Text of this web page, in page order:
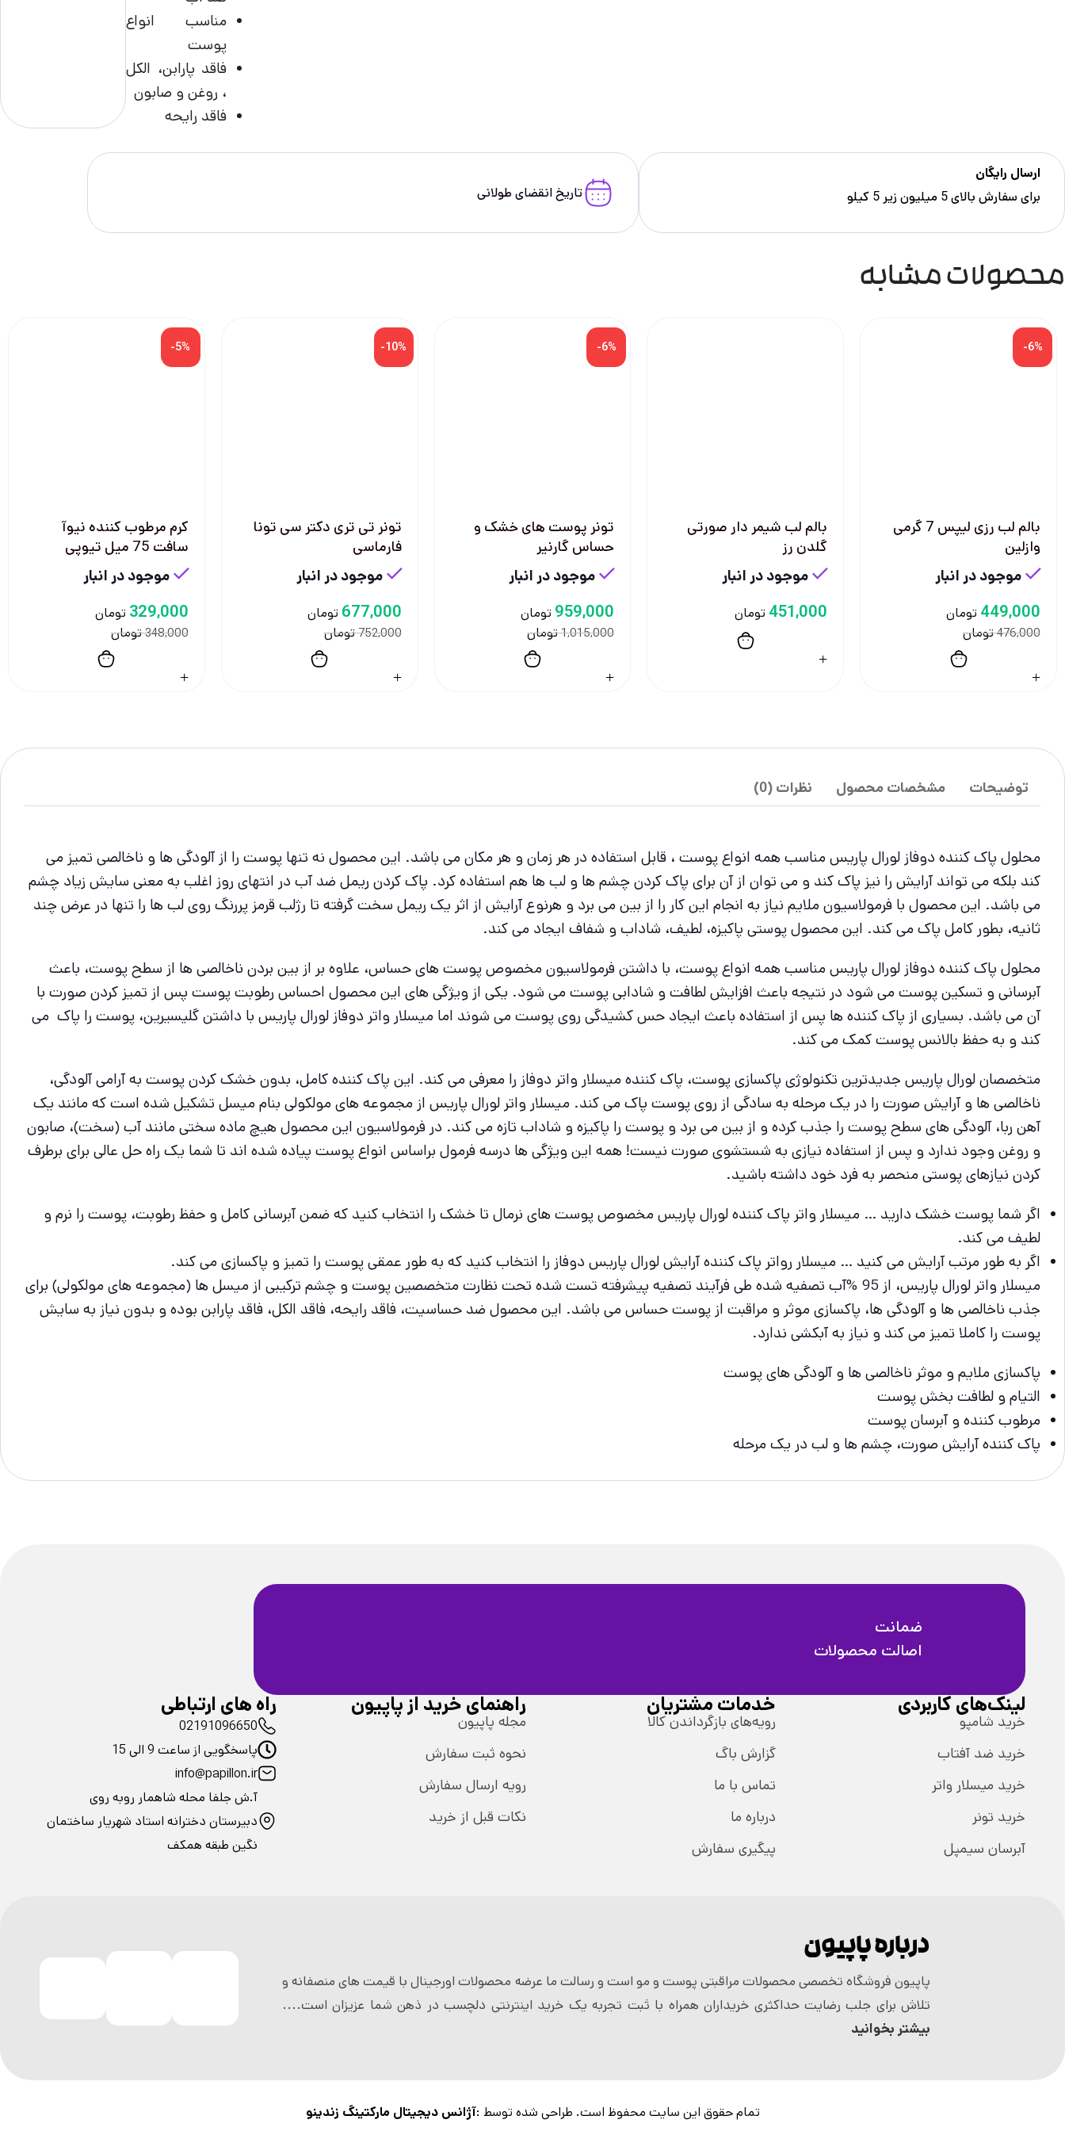
مناسب انواع
پوست
فاقد پارابن، الکل
، روغن و صابون
فاقد رایحه
ارسال رایگان
برای سفارش‌ بالای 5 میلیون زیر 5 کیلو
تاریخ انقضای طولانی
محصولات مشابه
-6%
بالم لب رزی لیپس 7 گرمی
وازلین
موجود در انبار
476,000تومان
449,000 تومان
بالم لب شیمر دار صورتی
گلدن رز
موجود در انبار
451,000 تومان
-6%
تونر پوست های خشک و
حساس گارنیر
موجود در انبار
1,015,000تومان
959,000 تومان
-10%
تونر تی تری دکتر سی تونا
فارماسی
موجود در انبار
752,000تومان
677,000 تومان
-5%
کرم مرطوب کننده نیوآ
سافت 75 میل تیوپی
موجود در انبار
348,000تومان
329,000 تومان
توضیحات مشخصات محصول نظرات (0)
محلول پاک کننده دوفاز لورال پاریس مناسب همه انواع پوست ، قابل استفاده در هر زمان و هر مکان می باشد. این محصول نه تنها پوست را از آلودگی ها و ناخالصی تمیز می
کند بلکه می تواند آرایش را نیز پاک کند و می توان از آن برای پاک کردن چشم ها و لب ها هم استفاده کرد. پاک کردن ریمل ضد آب در انتهای روز اغلب به معنی سایش زیاد چشم
می باشد. این محصول با فرمولاسیون ملایم نیاز به انجام این کار را از بین می برد و هرنوع آرایش از اثر یک ریمل سخت گرفته تا رژلب قرمز پررنگ روی لب ها را تنها در عرض چند
ثانیه، بطور کامل پاک می کند. این محصول پوستی پاکیزه، لطیف، شاداب و شفاف ایجاد می کند.
محلول پاک کننده دوفاز لورال پاریس مناسب همه انواع پوست، با داشتن فرمولاسیون مخصوص پوست های حساس، علاوه بر از بین بردن ناخالصی ها از سطح پوست، باعث
آبرسانی و تسکین پوست می شود در نتیجه باعث افزایش لطافت و شادابی پوست می شود. یکی از ویژگی های این محصول احساس رطوبت پوست پس از تمیز کردن صورت با
آن می باشد. بسیاری از پاک کننده ها پس از استفاده باعث ایجاد حس کشیدگی روی پوست می شوند اما میسلار واتر دوفاز لورال پاریس با داشتن گلیسیرین، پوست را پاک می
کند و به حفظ بالانس پوست کمک می کند.
متخصصان لورال پاریس جدیدترین تکنولوژی پاکسازی پوست، پاک کننده میسلار واتر دوفاز را معرفی می کند. این پاک کننده کامل، بدون خشک کردن پوست به آرامی آلودگی،
ناخالصی ها و آرایش صورت را در یک مرحله به سادگی از روی پوست پاک می کند. میسلار واتر لورال پاریس از مجموعه های مولکولی بنام میسل تشکیل شده است که مانند یک
آهن ربا، آلودگی های سطح پوست را جذب کرده و از بین می برد و پوست را پاکیزه و شاداب تازه می کند. در فرمولاسیون این محصول هیچ ماده سختی مانند آب (سخت)، صابون
و روغن وجود ندارد و پس از استفاده نیازی به شستشوی صورت نیست! همه این ویژگی ها درسه فرمول براساس انواع پوست پیاده شده اند تا شما یک راه حل عالی برای برطرف
کردن نیازهای پوستی منحصر به فرد خود داشته باشید.
اگر شما پوست خشک دارید … میسلار واتر پاک کننده لورال پاریس مخصوص پوست های نرمال تا خشک را انتخاب کنید که ضمن آبرسانی کامل و حفظ رطوبت، پوست را نرم و
لطیف می کند.
اگر به طور مرتب آرایش می کنید … میسلار رواتر پاک کننده آرایش لورال پاریس دوفاز را انتخاب کنید که به طور عمقی پوست را تمیز و پاکسازی می کند.
میسلار واتر لورال پاریس، از 95 %آب تصفیه شده طی فرآیند تصفیه پیشرفته تست شده تحت نظارت متخصصین پوست و چشم ترکیبی از میسل ها (مجموعه های مولکولی) برای
جذب ناخالصی ها و آلودگی ها، پاکسازی موثر و مراقبت از پوست حساس می باشد. این محصول ضد حساسیت، فاقد رایحه، فاقد الکل، فاقد پارابن بوده و بدون نیاز به سایش
پوست را کاملا تمیز می کند و نیاز به آبکشی ندارد.
پاکسازی ملایم و موثر ناخالصی ها و آلودگی های پوست
التیام و لطافت بخش پوست
مرطوب کننده و آبرسان پوست
پاک کننده آرایش صورت، چشم ها و لب در یک مرحله
ضمانت
اصالت محصولات
لینک‌های کاربردی
خرید شامپو
خرید ضد آفتاب
خرید میسلار واتر
خرید تونر
آبرسان سیمپل
خدمات مشتریان
رویه‌های بازگرداندن کالا
گزارش باگ
تماس با ما
درباره ما
پیگیری سفارش
راهنمای خرید از پاپیون
مجله پاپیون
نحوه ثبت سفارش
رویه ارسال سفارش
نکات قبل از خرید
راه های ارتباطی
02191096650
پاسخگویی از ساعت 9 الی 15
info@papillon.ir
آ.ش جلفا محله شاهمار روبه روی
دبیرستان دخترانه استاد شهریار ساختمان
نگین طبقه همکف
درباره پاپیون
پاپیون فروشگاه تخصصی محصولات مراقبتی پوست و مو است و رسالت ما عرضه محصولات اورجینال با قیمت های منصفانه و
تلاش برای جلب رضایت حداکثری خریداران همراه با ثبت تجربه یک خرید اینترنتی دلچسب در ذهن شما عزیزان است....
بیشتر بخوانید
تمام حقوق این سایت محفوظ است. طراحی شده توسط :آژانس دیجیتال مارکتینگ زندینو